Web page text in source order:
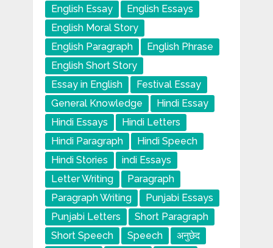
English Essay
English Essays
English Moral Story
English Paragraph
English Phrase
English Short Story
Essay in English
Festival Essay
General Knowledge
Hindi Essay
Hindi Essays
Hindi Letters
Hindi Paragraph
Hindi Speech
Hindi Stories
indi Essays
Letter Writing
Paragraph
Paragraph Writing
Punjabi Essays
Punjabi Letters
Short Paragraph
Short Speech
Speech
अनुछेद